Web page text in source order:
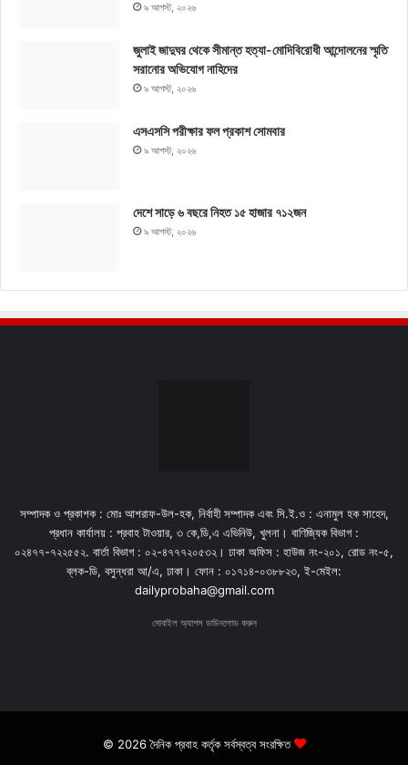
৯ আগস্ট, ২০২৬
জুলাই জাদুঘর থেকে সীমান্ত হত্যা-মোদিবিরোধী আন্দোলনের স্মৃতি
সরানোর অভিযোগ নাহিদের
৯ আগস্ট, ২০২৬
এসএসসি পরীক্ষার ফল প্রকাশ সোমবার
৯ আগস্ট, ২০২৬
দেশে সাড়ে ৬ বছরে নিহত ১৫ হাজার ৭১২জন
৯ আগস্ট, ২০২৬
সম্পাদক ও প্রকাশক : মোঃ আশরাফ-উল-হক, নির্বাহী সম্পাদক এবং সি.ই.ও : এনামুল হক সাহেদ,
প্রধান কার্যালয় : প্রবাহ টাওয়ার, ৩ কে,ডি,এ এভিনিউ, খুলনা। বাণিজ্যিক বিভাগ :
০২৪৭৭-৭২২৫৫২. বার্তা বিভাগ : ০২-৪৭৭৭২০৫৩২। ঢাকা অফিস : হাউজ নং-২০১, রোড নং-৫,
ব্লক-ডি, বসুন্ধরা আ/এ, ঢাকা। ফোন : ০১৭১৪-০৩৮৮২৩, ই-মেইল:
dailyprobaha@gmail.com
মোবাইল অ্যাপস ডাউনলোড করুন
© 2026 দৈনিক প্রবাহ কর্তৃক সর্বস্বত্ব সংরক্ষিত